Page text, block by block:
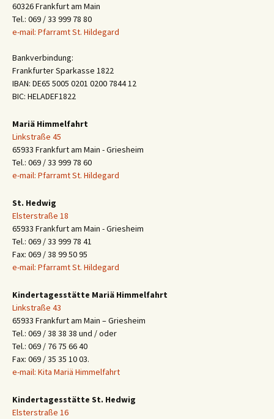
60326 Frankfurt am Main
Tel.: 069 / 33 999 78 80
e-mail: Pfarramt St. Hildegard
Bankverbindung:
Frankfurter Sparkasse 1822
IBAN: DE65 5005 0201 0200 7844 12
BIC: HELADEF1822
Mariä Himmelfahrt
Linkstraße 45
65933 Frankfurt am Main - Griesheim
Tel.: 069 / 33 999 78 60
e-mail: Pfarramt St. Hildegard
St. Hedwig
Elsterstraße 18
65933 Frankfurt am Main - Griesheim
Tel.: 069 / 33 999 78 41
Fax: 069 / 38 99 50 95
e-mail: Pfarramt St. Hildegard
Kindertagesstätte Mariä Himmelfahrt
Linkstraße 43
65933 Frankfurt am Main – Griesheim
Tel.: 069 / 38 38 38 und / oder
Tel.: 069 / 76 75 66 40
Fax: 069 / 35 35 10 03.
e-mail: Kita Mariä Himmelfahrt
Kindertagesstätte St. Hedwig
Elsterstraße 16